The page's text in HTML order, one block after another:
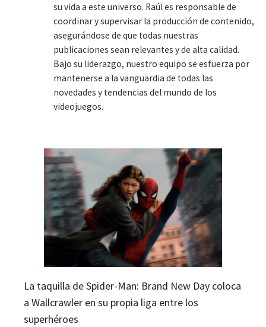
su vida a este universo. Raúl es responsable de
coordinar y supervisar la producción de contenido,
asegurándose de que todas nuestras
publicaciones sean relevantes y de alta calidad.
Bajo su liderazgo, nuestro equipo se esfuerza por
mantenerse a la vanguardia de todas las
novedades y tendencias del mundo de los
videojuegos.
La taquilla de Spider-Man: Brand New Day coloca
a Wallcrawler en su propia liga entre los
superhéroes